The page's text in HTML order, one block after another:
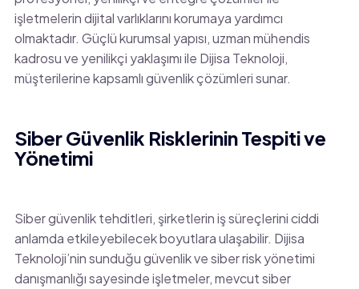
işletmelerin dijital varlıklarını korumaya yardımcı
olmaktadır. Güçlü kurumsal yapısı, uzman mühendis
kadrosu ve yenilikçi yaklaşımı ile Dijisa Teknoloji,
müşterilerine kapsamlı güvenlik çözümleri sunar.
Siber Güvenlik Risklerinin Tespiti ve
Yönetimi
Siber güvenlik tehditleri, şirketlerin iş süreçlerini ciddi
anlamda etkileyebilecek boyutlara ulaşabilir. Dijisa
Teknoloji’nin sunduğu güvenlik ve siber risk yönetimi
danışmanlığı sayesinde işletmeler, mevcut siber